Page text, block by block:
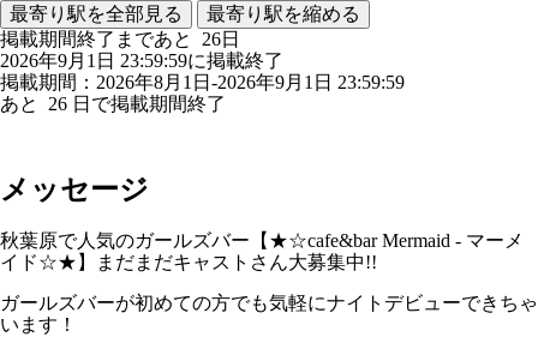
最寄り駅を全部見る
最寄り駅を縮める
掲載期間終了まであと 26日
2026年9月1日 23:59:59に掲載終了
掲載期間：2026年8月1日-2026年9月1日 23:59:59
あと 26 日で掲載期間終了
メッセージ
秋葉原で人気のガールズバー【★☆cafe&bar Mermaid - マーメ
イド☆★】まだまだキャストさん大募集中!!
ガールズバーが初めての方でも気軽にナイトデビューできちゃ
います！